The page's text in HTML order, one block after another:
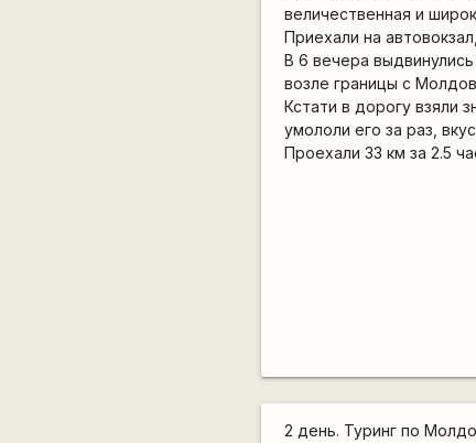
величественная и
Приехали на
В 6 вечера
возле границы с
Кстати в дорогу взяли
умололи его за раз,
Проехали 33 км за 2.5
2 день. Туринг по